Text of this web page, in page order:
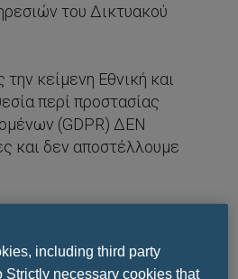
του Δικτυακού
κείμενη Εθνική και
περί προστασίας
(GDPR) ΔΕΝ
και δεν αποστέλλουμε
για τους όρους
including third party
Strictly necessary cookies that